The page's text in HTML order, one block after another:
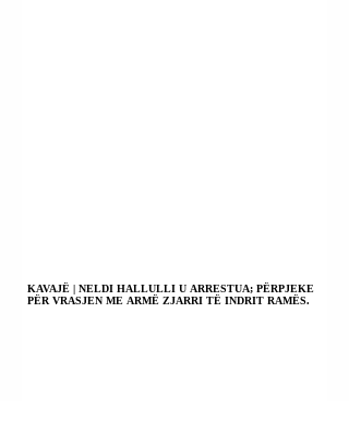
KAVAJË | NELDI HALLULLI U ARRESTUA; PËRPJEKE
PËR VRASJEN ME ARMË ZJARRI TË INDRIT RAMËS.